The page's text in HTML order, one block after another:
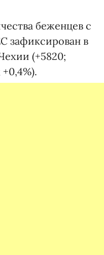
беженцев с
зафиксирован в
(+5820;